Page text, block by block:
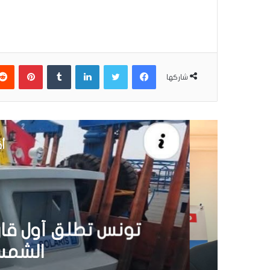
شاركها
فيسبوكتويتر لينكدإن
30 يونيو 2026
تونس تطلق أول قارب